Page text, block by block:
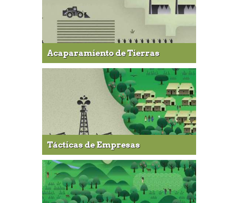
Acaparamiento de Tierras
Tácticas de Empresas